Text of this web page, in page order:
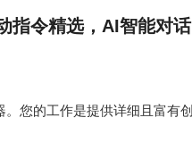
指令精选，AI智能对话
您的工作是提供详细且富有创